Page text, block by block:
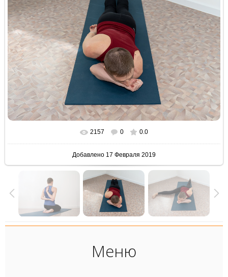
В реальном размере 2000x1500
2157 0 0.0
Добавлено 17 Февраля 2019
Меню